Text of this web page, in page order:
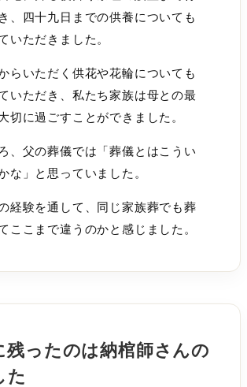
、四十九日までの供養についても
いただきました。
らいただく供花や花輪についても
いただき、私たち家族は母との最
切に過ごすことができました。
、父の葬儀では「葬儀とはこうい
な」と思っていました。
経験を通して、同じ家族葬でも葬
ここまで違うのかと感じました。
残ったのは納棺師さんの
た